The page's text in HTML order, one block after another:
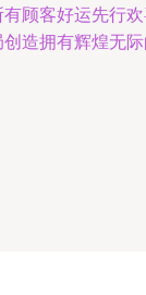
顾客好运先行
造拥有辉煌无际